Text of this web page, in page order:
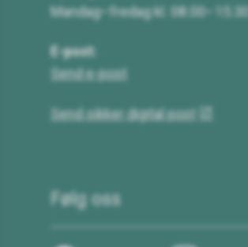
Mandag–fredag kl. 08.00–15.30
E-post:
Send e-post
Send sikker digital post
Følg oss